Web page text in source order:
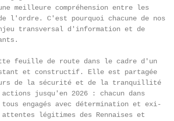
meilleure compréhension entre les
l'ordre. C'est pourquoi chacune de nos
transversal d'information et de
feuille de route dans le cadre d'un
et constructif. Elle est partagée
de la sécurité et de la tranquillité
jusqu'en 2026 : chacun dans
engagés avec détermination et exi-
légitimes des Rennaises et